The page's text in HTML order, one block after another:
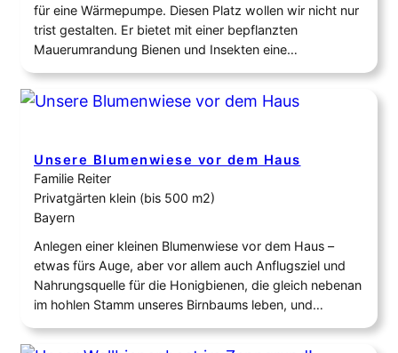
für eine Wärmepumpe. Diesen Platz wollen wir nicht nur
trist gestalten. Er bietet mit einer bepflanzten
Mauerumrandung Bienen und Insekten eine
Nahrungsquelle. Das Projekt ist ein Teil-Projekt unseres
grösseren Projektes “Renaturierung des vom
Vorbesitzer angelegten Steingartens (Vorgarten)“. Hier
Unsere Blumenwiese vor dem Haus
Familie Reiter
Privatgärten klein (bis 500 m2)
Bayern
Anlegen einer kleinen Blumenwiese vor dem Haus –
etwas fürs Auge, aber vor allem auch Anflugsziel und
Nahrungsquelle für die Honigbienen, die gleich nebenan
im hohlen Stamm unseres Birnbaums leben, und
genauso auch für viele andere Insekten, wie Hummeln,
Schwebfliegen, Käfer, Heuschrecken und